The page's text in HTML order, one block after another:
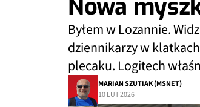
Nowa
Byłem w Lozannie.
dziennikarzy w
plecaku. Logitech
MARIAN SZUTIAK (MSNET)
10 LUT 2026